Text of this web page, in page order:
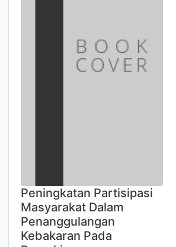
Peningkatan Partisipasi
Masyarakat Dalam
Penanggulangan
Kebakaran Pada